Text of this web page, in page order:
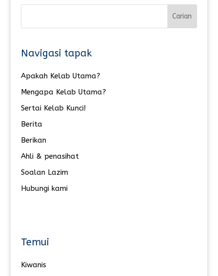
Navigasi tapak
Apakah Kelab Utama?
Mengapa Kelab Utama?
Sertai Kelab Kunci!
Berita
Berikan
Ahli & penasihat
Soalan Lazim
Hubungi kami
Temui
Kiwanis